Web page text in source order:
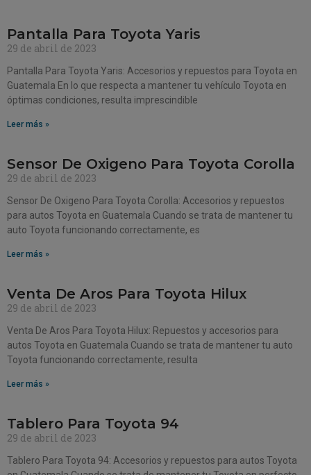
Pantalla Para Toyota Yaris
29 de abril de 2023
Pantalla Para Toyota Yaris: Accesorios y repuestos para Toyota en
Guatemala En lo que respecta a mantener tu vehículo Toyota en
óptimas condiciones, resulta imprescindible
Leer más »
Sensor De Oxigeno Para Toyota Corolla
29 de abril de 2023
Sensor De Oxigeno Para Toyota Corolla: Accesorios y repuestos
para autos Toyota en Guatemala Cuando se trata de mantener tu
auto Toyota funcionando correctamente, es
Leer más »
Venta De Aros Para Toyota Hilux
29 de abril de 2023
Venta De Aros Para Toyota Hilux: Repuestos y accesorios para
autos Toyota en Guatemala Cuando se trata de mantener tu auto
Toyota funcionando correctamente, resulta
Leer más »
Tablero Para Toyota 94
29 de abril de 2023
Tablero Para Toyota 94: Accesorios y repuestos para autos Toyota